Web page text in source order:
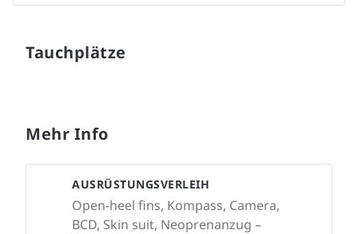
Tauchplätze
Mehr Info
AUSRÜSTUNGSVERLEIH
Open-heel fins, Kompass, Camera,
BCD, Skin suit, Neoprenanzug –